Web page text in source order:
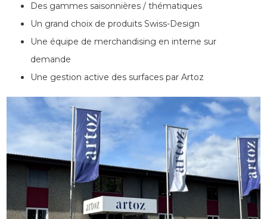
Des gammes saisonnières / thématiques
Un grand choix de produits Swiss-Design
Une équipe de merchandising en interne sur
demande
Une gestion active des surfaces par Artoz